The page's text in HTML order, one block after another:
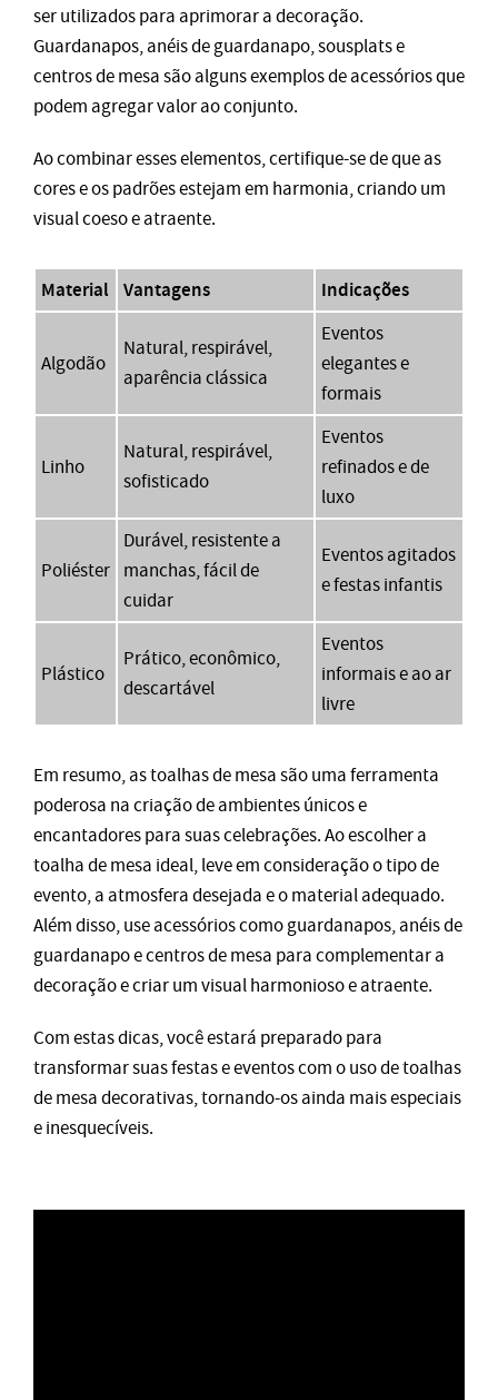
ser utilizados para aprimorar a decoração.
Guardanapos, anéis de guardanapo, sousplats e
centros de mesa são alguns exemplos de acessórios que
podem agregar valor ao conjunto.
Ao combinar esses elementos, certifique-se de que as
cores e os padrões estejam em harmonia, criando um
visual coeso e atraente.
Material Vantagens Indicações
Algodão
Natural, respirável,
aparência clássica
Eventos
elegantes e
formais
Linho
Natural, respirável,
sofisticado
Eventos
refinados e de
luxo
Poliéster
Durável, resistente a
manchas, fácil de
cuidar
Eventos agitados
e festas infantis
Plástico
Prático, econômico,
descartável
Eventos
informais e ao ar
livre
Em resumo, as toalhas de mesa são uma ferramenta
poderosa na criação de ambientes únicos e
encantadores para suas celebrações. Ao escolher a
toalha de mesa ideal, leve em consideração o tipo de
evento, a atmosfera desejada e o material adequado.
Além disso, use acessórios como guardanapos, anéis de
guardanapo e centros de mesa para complementar a
decoração e criar um visual harmonioso e atraente.
Com estas dicas, você estará preparado para
transformar suas festas e eventos com o uso de toalhas
de mesa decorativas, tornando-os ainda mais especiais
e inesquecíveis.